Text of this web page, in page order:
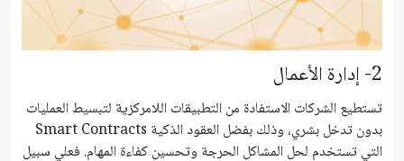
2- إدارة الأعمال
تستطيع الشركات الاستفادة من التطبيقات اللامركزية لتبسيط العمليات
بدون تدخل بشري، وذلك بفضل العقود الذكية Smart Contracts
التي تستخدم لحل المشاكل الحرجة وتحسين كفاءة المهام. فعلي سبيل